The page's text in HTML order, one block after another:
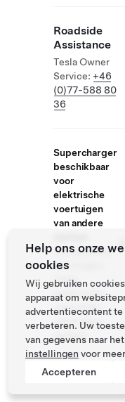
Roadside
Assistance
Tesla Owner
Service: +46
(0)77-588 80
36
Supercharger
beschikbaar
voor
elektrische
voertuigen
van andere
Compatibele
voertuigen:
Tesla,
elektrische
voertuigen
van andere
Help ons onze
cookies
Wij gebruiken
apparaat om
advertentiecontent te
verbeteren. Uw
van gegevens naar
instellingen voor
Accepteren